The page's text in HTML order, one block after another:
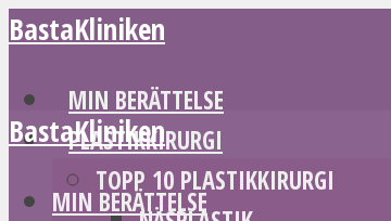
BastaKliniken
MIN BERÄTTELSE
PLASTIKKIRURGI
TOPP 10 PLASTIKKIRURGI
BastaKliniken
MIN BERÄTTELSE